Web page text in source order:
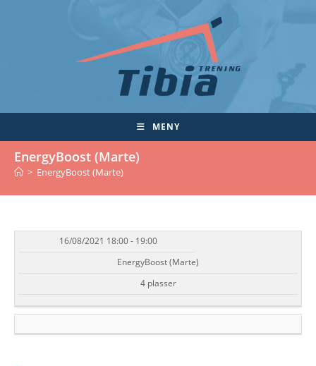
MENY
EnergyBoost (Marte)
> EnergyBoost (Marte)
DATO/TID EVENT TILGJENGELIGHET
16/08/2021 18:00 - 19:00
EnergyBoost (Marte)
4 plasser